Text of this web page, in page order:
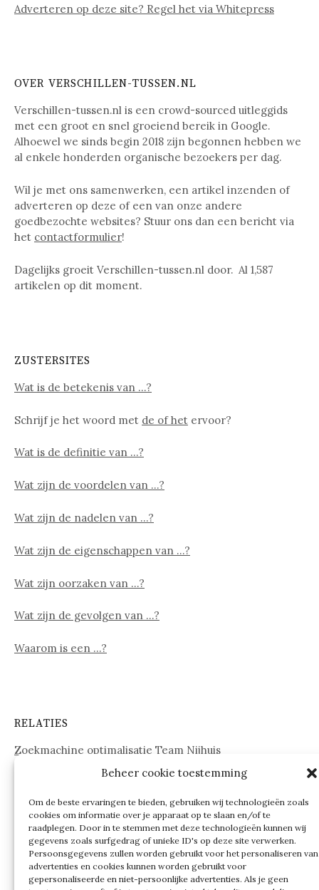
Beheer cookie toestemming
Om de beste ervaringen te bieden, gebruiken wij technologieën zoals
cookies om informatie over je apparaat op te slaan en/of te
raadplegen. Door in te stemmen met deze technologieën kunnen wij
gegevens zoals surfgedrag of unieke ID's op deze site verwerken.
Persoonsgegevens zullen worden gebruikt voor het personaliseren van
advertenties en cookies kunnen worden gebruikt voor
gepersonaliseerde en niet-persoonlijke advertenties. Als je geen
Adverteren op deze site? Regel het via Whitepress
OVER VERSCHILLEN-TUSSEN.NL
Verschillen-tussen.nl is een crowd-sourced uitleggids
met een groot en snel groeiend bereik in Google.
Alhoewel we sinds begin 2018 zijn begonnen hebben we
al enkele honderden organische bezoekers per dag.
Wil je met ons samenwerken, een artikel inzenden of
adverteren op deze of een van onze andere
goedbezochte websites? Stuur ons dan een bericht via
het contactformulier!
Dagelijks groeit Verschillen-tussen.nl door. Al 1,587
artikelen op dit moment.
ZUSTERSITES
Wat is de betekenis van …?
Schrijf je het woord met de of het ervoor?
Wat is de definitie van …?
Wat zijn de voordelen van …?
Wat zijn de nadelen van …?
Wat zijn de eigenschappen van …?
Wat zijn oorzaken van …?
Wat zijn de gevolgen van …?
Waarom is een …?
RELATIES
Zoekmachine optimalisatie Team Nijhuis